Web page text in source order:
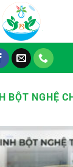
BỘT NGHỆ